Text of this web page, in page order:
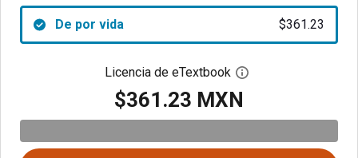
De por vida $361.23
Licencia de eTextbook Abre el cuadro de
$361.23 MXN